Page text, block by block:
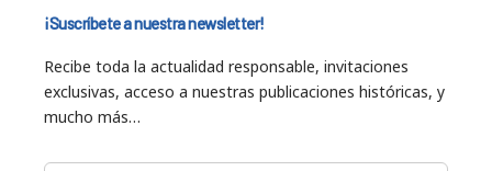
¡Suscríbete a nuestra newsletter!
Recibe toda la actualidad responsable, invitaciones
exclusivas, acceso a nuestras publicaciones históricas, y
mucho más…